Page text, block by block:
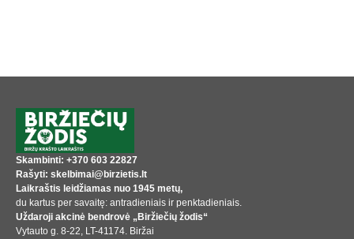
Skambinti: +370 603 22827
Rašyti: skelbimai@birzietis.lt
Laikraštis leidžiamas nuo 1945 metų,
du kartus per savaitę: antradieniais ir penktadieniais.
Uždaroji akcinė bendrovė „Biržiečių žodis“
Vytauto g. 8-22, LT-41174. Biržai